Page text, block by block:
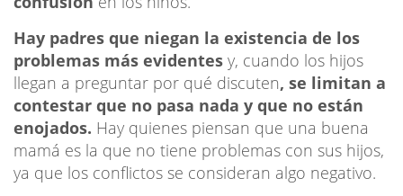
Hay padres que niegan la existencia de los
problemas más evidentes y, cuando los hijos
llegan a preguntar por qué discuten, se limitan a
contestar que no pasa nada y que no están
enojados. Hay quienes piensan que una buena
mamá es la que no tiene problemas con sus hijos,
ya que los conflictos se consideran algo negativo.